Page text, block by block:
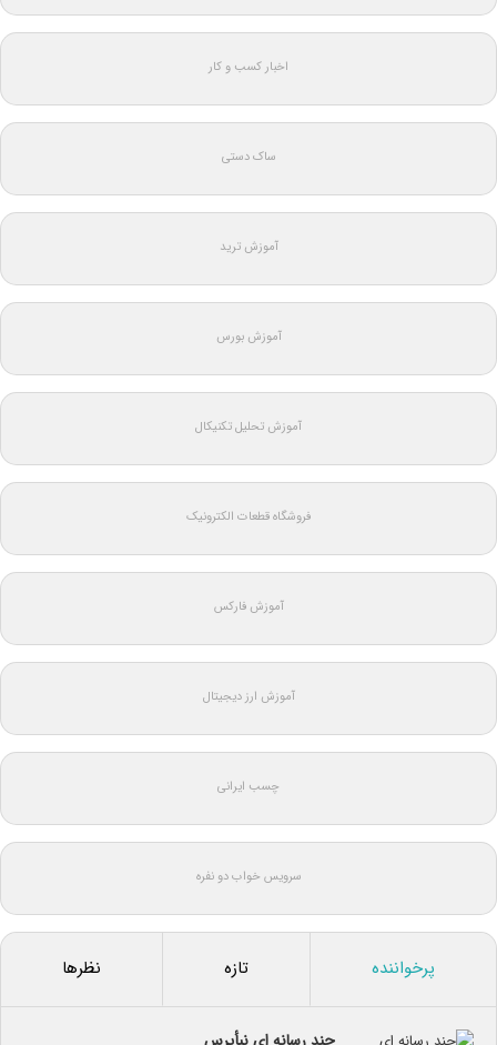
اخبار کسب و کار
ساک دستی
آموزش ترید
آموزش بورس
آموزش تحلیل تکنیکال
فروشگاه قطعات الکترونیک
آموزش فارکس
آموزش ارز دیجیتال
چسب ایرانی
سرویس خواب دو نفره
پرخواننده تازه نظرها